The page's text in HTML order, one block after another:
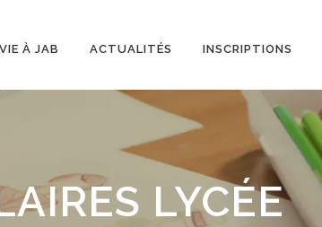
VIE À JAB ACTUALITÉS INSCRIPTIONS
LYCÉE